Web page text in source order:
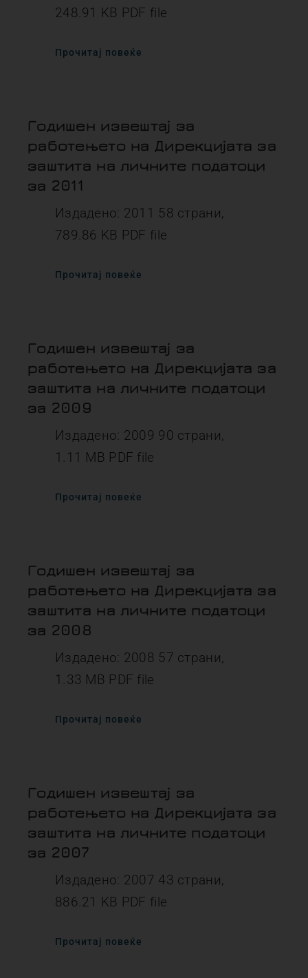
248.91 KB PDF file
Прочитај повеќе
Годишен извештај за
работењето на Дирекцијата за
заштита на личните податоци
за 2011
Издадено: 2011 58 страни,
789.86 KB PDF file
Прочитај повеќе
Годишен извештај за
работењето на Дирекцијата за
заштита на личните податоци
за 2009
Издадено: 2009 90 страни,
1.11 MB PDF file
Прочитај повеќе
Годишен извештај за
работењето на Дирекцијата за
заштита на личните податоци
за 2008
Издадено: 2008 57 страни,
1.33 MB PDF file
Прочитај повеќе
Годишен извештај за
работењето на Дирекцијата за
заштита на личните податоци
за 2007
Издадено: 2007 43 страни,
886.21 KB PDF file
Прочитај повеќе